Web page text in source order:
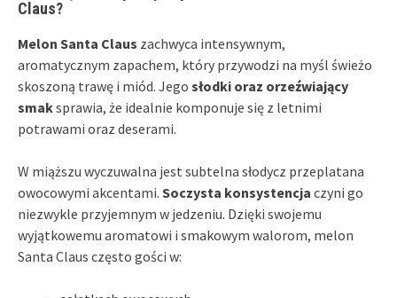
Claus?
Melon Santa Claus zachwyca intensywnym,
aromatycznym zapachem, który przywodzi na myśl świeżo
skoszoną trawę i miód. Jego słodki oraz orzeźwiający
smaksprawia, że idealnie komponuje się z letnimi
potrawami oraz deserami.
W miąższu wyczuwalna jest subtelna słodycz przeplatana
owocowymi akcentami. Soczysta konsystencja czyni go
niezwykle przyjemnym w jedzeniu. Dzięki swojemu
wyjątkowemu aromatowi i smakowym walorom, melon
Santa Claus często gości w: